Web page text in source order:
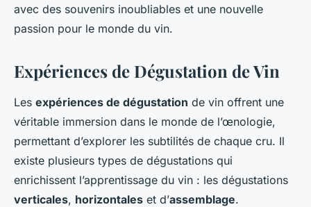
avec des souvenirs inoubliables et une nouvelle
passion pour le monde du vin.
Expériences de Dégustation de Vin
Les expériences de dégustation de vin offrent une
véritable immersion dans le monde de l’œnologie,
permettant d’explorer les subtilités de chaque cru. Il
existe plusieurs types de dégustations qui
enrichissent l’apprentissage du vin : les dégustations
verticales, horizontales et d’assemblage.